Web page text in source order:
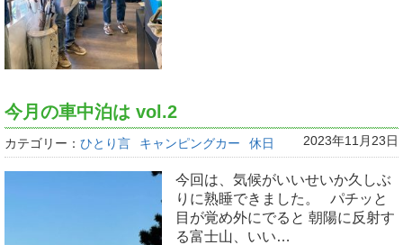
今月の車中泊は vol.2
カテゴリー： ひとり言 キャンピングカー 休日 2023年11月23日
今回は、気候がいいせいか久しぶ
りに熟睡できました。 パチッと
目が覚め外にでると 朝陽に反射す
る富士山、いい…